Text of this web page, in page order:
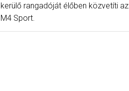
kerülő rangadóját élőben közvetíti az
M4 Sport.